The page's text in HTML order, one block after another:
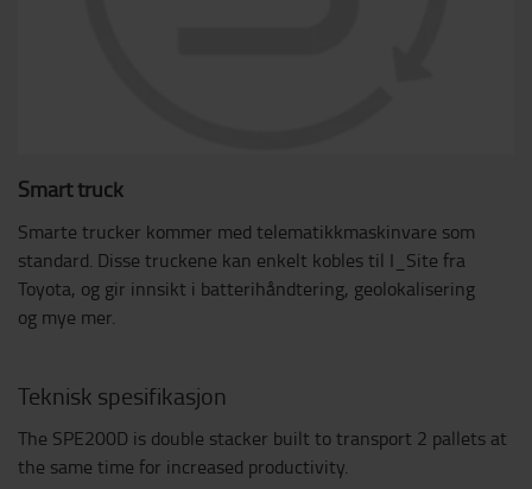
Smart truck
Smarte trucker kommer med telematikkmaskinvare som
standard. Disse truckene kan enkelt kobles til I_Site fra
Toyota, og gir innsikt i batterihåndtering, geolokalisering
og mye mer.
Teknisk spesifikasjon
The SPE200D is double stacker built to transport 2 pallets at
the same time for increased productivity.